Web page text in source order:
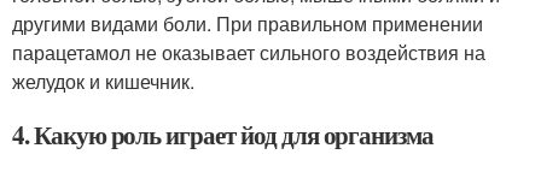
другими видами боли. При правильном применении
парацетамол не оказывает сильного воздействия на
желудок и кишечник.
4. Какую роль играет йод для организма